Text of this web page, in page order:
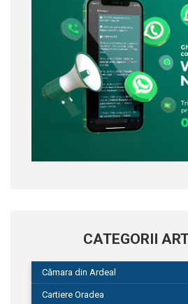
CATEGORII
Cămara din Ardeal
Cartiere Oradea